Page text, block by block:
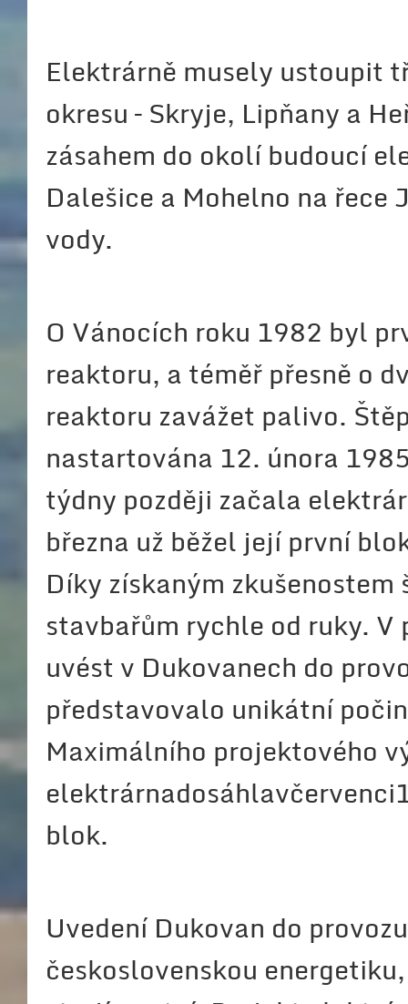
Elektrárně musely ustoupit
okresu – Skryje, Lipňany a
zásahem do okolí budoucí
Dalešice a Mohelno na
vody.
O Vánocích roku 1982 byl
reaktoru, a téměř přesně o
reaktoru zavážet palivo.
nastartována 12. února
týdny později začala
března už běžel její první
Díky získaným
stavbařům rychle od ruky.
uvést v Dukovanech do
představovalo unikátní
Maximálního projektového
blok.
Uvedení Dukovan do
československou